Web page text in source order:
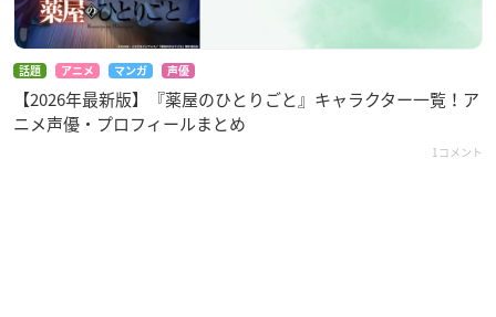
話題 アニメ マンガ 声優
【2026年最新版】『薬屋のひとりごと』キャラクター一覧！ア
ニメ声優・プロフィールまとめ
1コメント